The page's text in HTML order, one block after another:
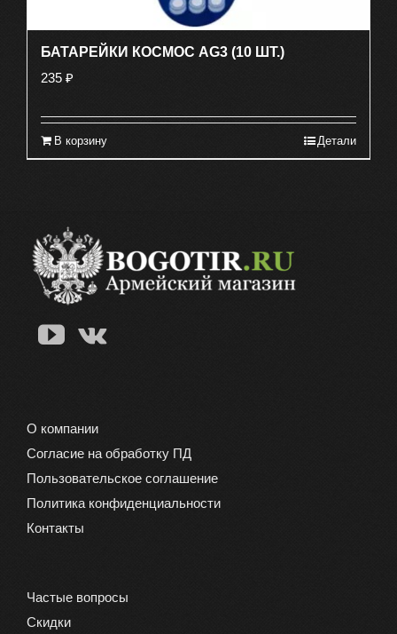
БАТАРЕЙКИ КОСМОС AG3 (10 ШТ.)
235 ₽
В корзину Детали
О компании
Согласие на обработку ПД
Пользовательское соглашение
Политика конфиденциальности
Контакты
Частые вопросы
Скидки